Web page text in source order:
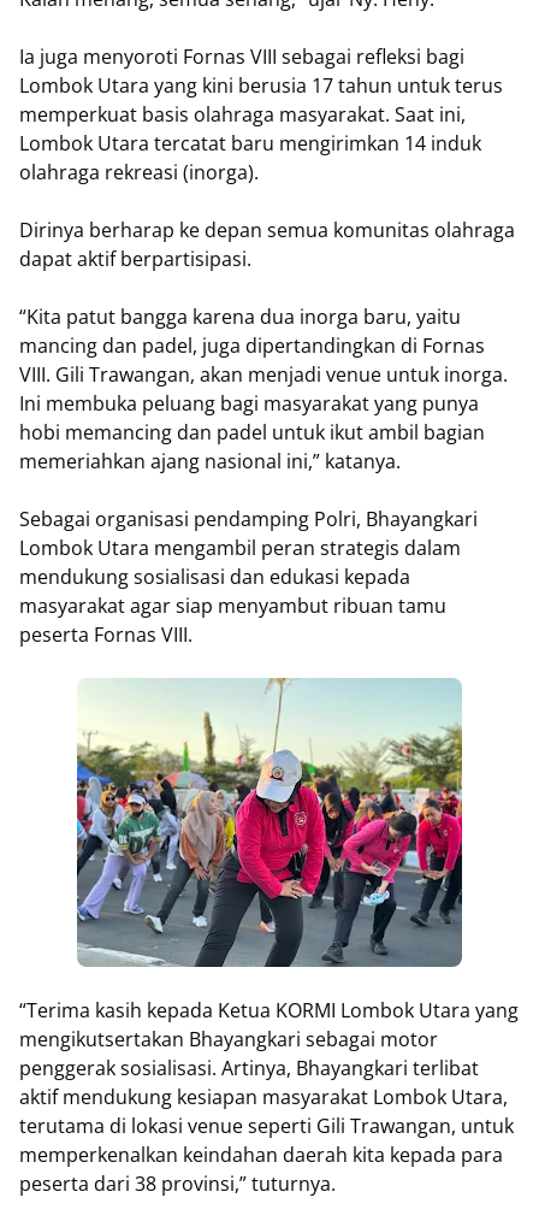
Ia juga menyoroti Fornas VIII sebagai refleksi bagi
Lombok Utara yang kini berusia 17 tahun untuk terus
memperkuat basis olahraga masyarakat. Saat ini,
Lombok Utara tercatat baru mengirimkan 14 induk
olahraga rekreasi (inorga).
Dirinya berharap ke depan semua komunitas olahraga
dapat aktif berpartisipasi.
“Kita patut bangga karena dua inorga baru, yaitu
mancing dan padel, juga dipertandingkan di Fornas
VIII. Gili Trawangan, akan menjadi venue untuk inorga.
Ini membuka peluang bagi masyarakat yang punya
hobi memancing dan padel untuk ikut ambil bagian
memeriahkan ajang nasional ini,” katanya.
Sebagai organisasi pendamping Polri, Bhayangkari
Lombok Utara mengambil peran strategis dalam
mendukung sosialisasi dan edukasi kepada
masyarakat agar siap menyambut ribuan tamu
peserta Fornas VIII.
“Terima kasih kepada Ketua KORMI Lombok Utara yang
mengikutsertakan Bhayangkari sebagai motor
penggerak sosialisasi. Artinya, Bhayangkari terlibat
aktif mendukung kesiapan masyarakat Lombok Utara,
terutama di lokasi venue seperti Gili Trawangan, untuk
memperkenalkan keindahan daerah kita kepada para
peserta dari 38 provinsi,” tuturnya.